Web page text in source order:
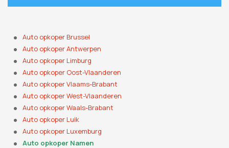
Auto opkoper Brussel
Auto opkoper Antwerpen
Auto opkoper Limburg
Auto opkoper Oost-Vlaanderen
Auto opkoper Vlaams-Brabant
Auto opkoper West-Vlaanderen
Auto opkoper Waals-Brabant
Auto opkoper Luik
Auto opkoper Luxemburg
Auto opkoper Namen